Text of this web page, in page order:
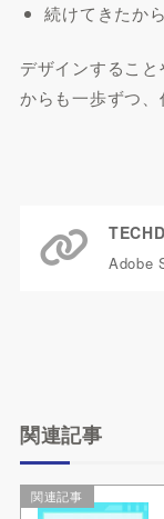
続けてきたか
デザインするこ
からも一歩ずつ、
Adobe
関連記事
関連記事